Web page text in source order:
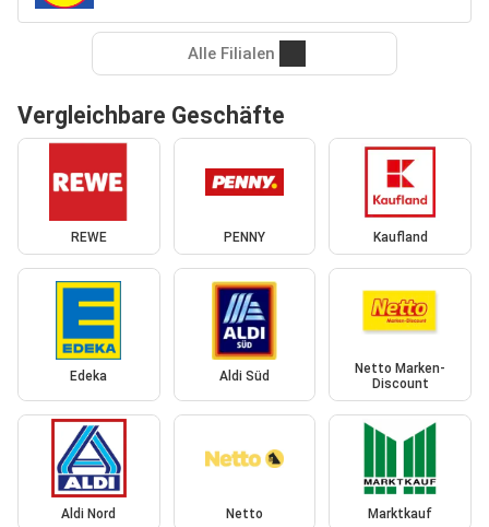
Alle Filialen
Vergleichbare Geschäfte
REWE PENNY Kaufland
Edeka Aldi Süd
Netto Marken-
Discount
Aldi Nord Netto Marktkauf